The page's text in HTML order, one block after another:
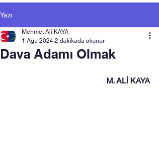
Yazı
Dava Adamı Olmak
Mehmet Ali KAYA
1 Ağu 2024 2 dakikada okunur
M. ALİ KAYA